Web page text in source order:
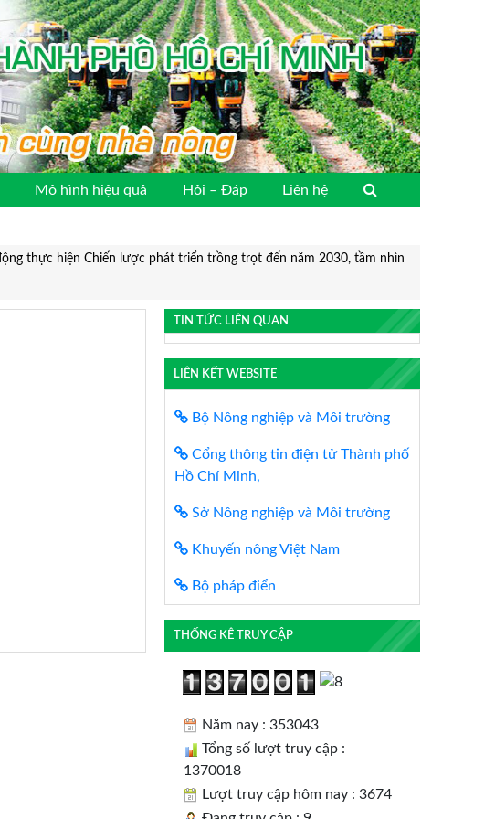
Mô hình hiệu quả Hỏi – Đáp Liên hệ
thực hiện Chiến lược phát triển trồng trọt đến năm 2030, tầm nhìn
TIN TỨC LIÊN QUAN
LIÊN KẾT WEBSITE
Bộ Nông nghiệp và Môi trường
Cổng thông tin điện tử Thành phố
Hồ Chí Minh,
Sở Nông nghiệp và Môi trường
Khuyến nông Việt Nam
Bộ pháp điển
THỐNG KÊ TRUY CẬP
Năm nay : 353043
Tổng số lượt truy cập :
1370018
Lượt truy cập hôm nay : 3674